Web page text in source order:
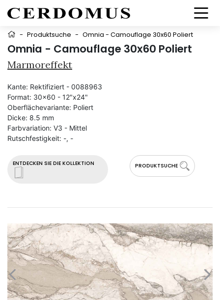
- Produktsuche - Omnia - Camouflage 30x60 Poliert
Omnia - Camouflage 30x60 Poliert
Marmoreffekt
ENTDECKEN SIE DIE KOLLEKTION PRODUKTSUCHE
Kante: Rektifiziert - 0088963
Format: 30x60 - 12"x24"
Oberflächevariante: Poliert
Dicke: 8.5 mm
Farbvariation: V3 - Mittel
Rutschfestigkeit: -, -